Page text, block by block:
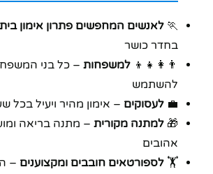
🏃 לאנשים המחפשים פתרון אימון
בחדר כושר
👨‍👩‍👧‍👦 למשפחות – כל בני
להשתמש
💼 לעסוקים – אימון מהיר ויעיל בכל
🎁 למתנה מקורית – מתנה בריאה
אהובים
🏋️ לספורטאים חובבים ומקצוענים –